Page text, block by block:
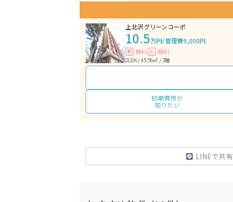
上北沢グリーンコーポ
10.5万円/管理費9,000円
敷 無料 礼 無料
2LDK / 45.56㎡ / 3階
初期費用が
知りたい
LINEで共有